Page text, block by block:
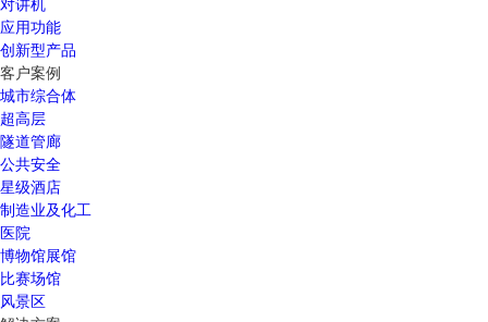
应用功能
创新型产品
客户案例
城市综合体
超高层
隧道管廊
公共安全
星级酒店
制造业及化工
医院
博物馆展馆
比赛场馆
风景区